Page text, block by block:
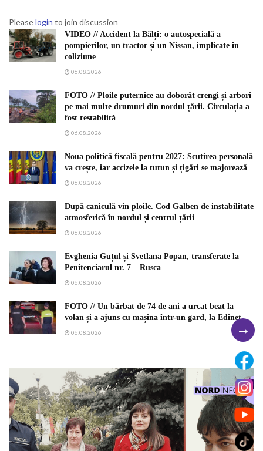
Pleaselogin to join discussion
VIDEO // Accident la Bălți: o autospecială a
pompierilor, un tractor și un Nissan, implicate în
coliziune
06.08.2026
FOTO // Ploile puternice au doborât crengi și arbori
pe mai multe drumuri din nordul țării. Circulația a
fost restabilită
06.08.2026
Noua politică fiscală pentru 2027: Scutirea personală
va crește, iar accizele la tutun și țigări se majorează
06.08.2026
După caniculă vin ploile. Cod Galben de instabilitate
atmosferică în nordul și centrul țării
06.08.2026
Evghenia Guțul și Svetlana Popan, transferate la
Penitenciarul nr. 7 – Rusca
06.08.2026
FOTO // Un bărbat de 74 de ani a urcat beat la
volan și a ajuns cu mașina într-un gard, la Edineț
06.08.2026 →